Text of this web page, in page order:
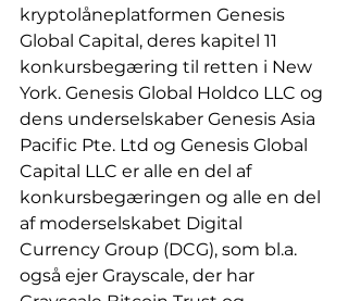
kryptolåneplatformen Genesis
Global Capital, deres kapitel 11
konkursbegæring til retten i New
York. Genesis Global Holdco LLC og
dens underselskaber Genesis Asia
Pacific Pte. Ltd og Genesis Global
Capital LLC er alle en del af
konkursbegæringen og alle en del
af moderselskabet Digital
Currency Group (DCG), som bl.a.
også ejer Grayscale, der har